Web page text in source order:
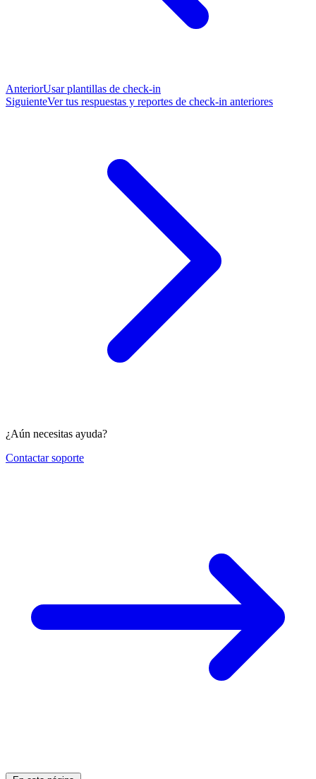
AnteriorUsar plantillas de check-in
SiguienteVer tus respuestas y reportes de check-in anteriores
¿Aún necesitas ayuda?
Contactar soporte